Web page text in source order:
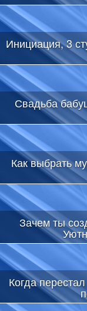
Инициация, 3
Свадьба
Как выбрать
Зачем ты
Когда